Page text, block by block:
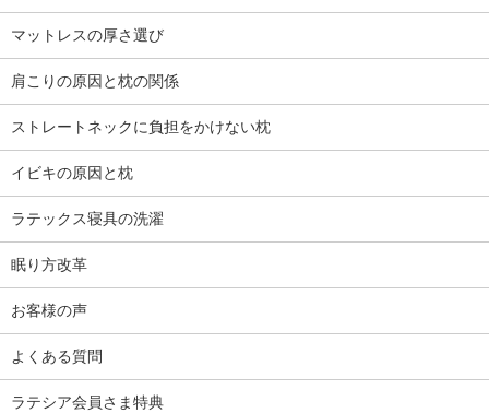
マットレスの厚さ選び
肩こりの原因と枕の関係
ストレートネックに負担をかけない枕
イビキの原因と枕
ラテックス寝具の洗濯
眠り方改革
お客様の声
よくある質問
ラテシア会員さま特典